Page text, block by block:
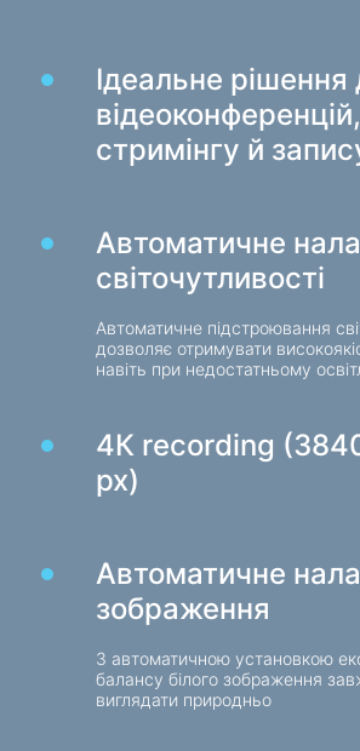
Компоненти ПК
Блок живлення
Корпуси для ПК
Силові подовжувачі
Захист від напруги
Електричні подовжувачі
Мережеві фільтри
Стабілізатори напруги
Зарядки, живлення
Зарядні пристрої в авто
Зарядні пристрої мережеві
Кабелі та адаптери
Кабелі USB
Ідеальне рішення
відеоконференцій,
стримінгу й
Автоматичне
світочутливості
Автоматичне підстроювання
дозволяє отримувати
навіть при недостатньому
4К recording
px)
Автоматичне
зображення
З автоматичною установкою
балансу білого зображення
виглядати природньо